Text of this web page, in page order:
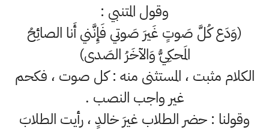
وقول المتنبي :
(وَدَع كُلَّ صَوتٍ غَيرَ صَوتي فَإِنَّني أَنا الصائِحُ
المَحكِيُّ وَالآخَرُ الصَدى)
الكلام مثبت ، المستثنى منه : كل صوت ، فكحم
غير واجب النصب .
وقولنا : حضر الطلاب غيرَ خالدٍ ، رأيت الطلابَ